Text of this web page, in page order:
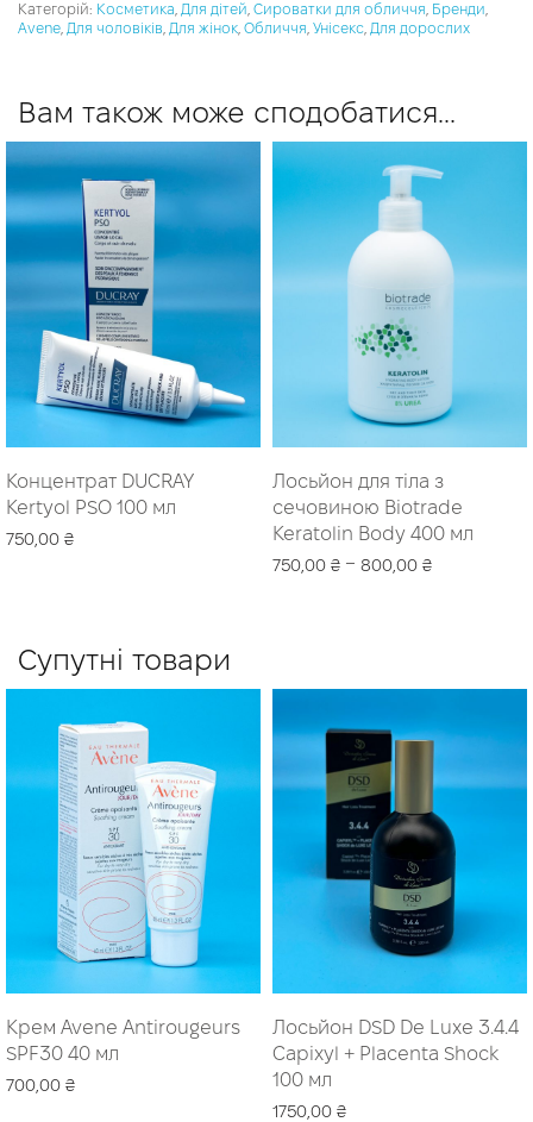
Категорій: Косметика Для дітей Сироватки для обличчя Бренди
Avene Для чоловіків Для жінок Обличчя Унісекс Для дорослих
Вам також може сподобатися…
Концентрат DUCRAY
Kertyol PSO 100 мл
750,00 ₴
Лосьйон для тіла з
сечовиною Biotrade
Keratolin Body 400 мл
750,00 ₴ – 800,00 ₴
Супутні товари
Крем Avene Antirougeurs
SPF30 40 мл
700,00 ₴
Лосьйон DSD De Luxe 3.4.4
Capixyl + Placenta Shock
100 мл
1750,00 ₴